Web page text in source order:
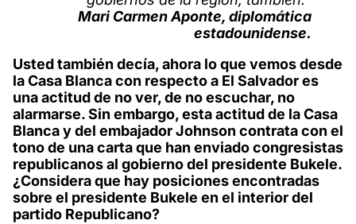
Mari Carmen Aponte, diplomática
estadounidense.
Usted también decía, ahora lo que vemos desde
la Casa Blanca con respecto a El Salvador es
una actitud de no ver, de no escuchar, no
alarmarse. Sin embargo, esta actitud de la Casa
Blanca y del embajador Johnson contrata con el
tono de una carta que han enviado congresistas
republicanos al gobierno del presidente Bukele.
¿Considera que hay posiciones encontradas
sobre el presidente Bukele en el interior del
partido Republicano?